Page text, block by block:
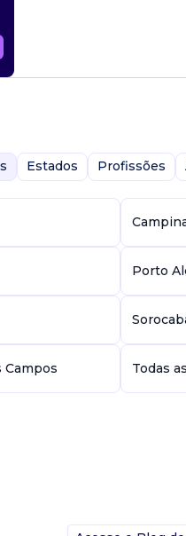
Estados Profissões
Porto
Campos Todas